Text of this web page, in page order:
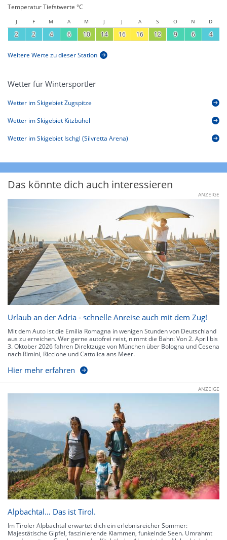
Temperatur Tiefstwerte °C
J F M A M J J A S O N D
2 2 4 6 10 14 16 16 12 9 6 4
Weitere Werte zu dieser Station
Wetter für Wintersportler
Wetter im Skigebiet Zugspitze
Wetter im Skigebiet Kitzbühel
Wetter im Skigebiet Ischgl (Silvretta Arena)
Das könnte dich auch interessieren
ANZEIGE
Urlaub an der Adria - schnelle Anreise auch mit dem Zug!
Mit dem Auto ist die Emilia Romagna in wenigen Stunden von Deutschland
aus zu erreichen. Wer gerne autofrei reist, nimmt die Bahn: Von 2. April bis
3. Oktober 2026 fahren Direktzüge von München über Bologna und Cesena
nach Rimini, Riccione und Cattolica ans Meer.
Hier mehr erfahren
ANZEIGE
Alpbachtal… Das ist Tirol.
Im Tiroler Alpbachtal erwartet dich ein erlebnisreicher Sommer:
Majestätische Gipfel, faszinierende Klammen, funkelnde Seen. Umrahmt